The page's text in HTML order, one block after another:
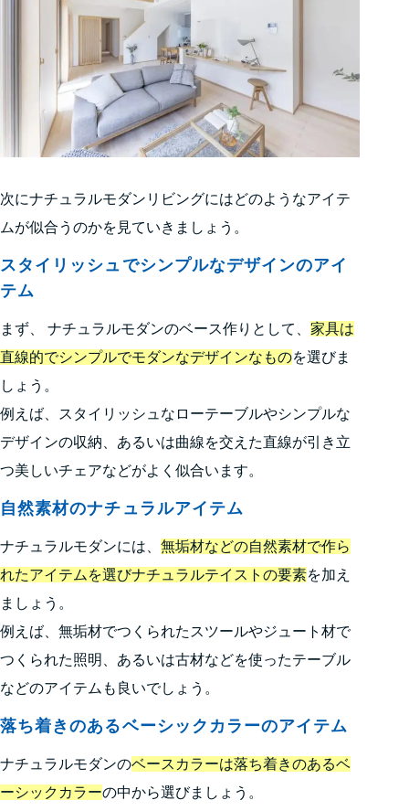
次にナチュラルモダンリビングにはどのようなアイテ
ムが似合うのかを見ていきましょう。
スタイリッシュでシンプルなデザインのアイ
テム
まず、 ナチュラルモダンのベース作りとして、 家具は
直線的でシンプルでモダンなデザインなものを選びま
しょう。
例えば、スタイリッシュなローテーブルやシンプルな
デザインの収納、あるいは曲線を交えた直線が引き立
つ美しいチェアなどがよく似合います。
自然素材のナチュラルアイテム
ナチュラルモダンには、 無垢材などの自然素材で作ら
れたアイテムを選びナチュラルテイストの要素を加え
ましょう。
例えば、無垢材でつくられたスツールやジュート材で
つくられた照明、あるいは古材などを使ったテーブル
などのアイテムも良いでしょう。
落ち着きのあるベーシックカラーのアイテム
ナチュラルモダンのベースカラーは落ち着きのあるベ
ーシックカラーの中から選びましょう。